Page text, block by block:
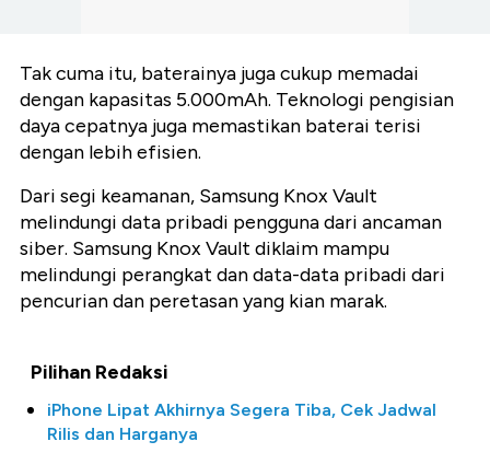
Tak cuma itu, baterainya juga cukup memadai
dengan kapasitas 5.000mAh. Teknologi pengisian
daya cepatnya juga memastikan baterai terisi
dengan lebih efisien.
Dari segi keamanan, Samsung Knox Vault
melindungi data pribadi pengguna dari ancaman
siber. Samsung Knox Vault diklaim mampu
melindungi perangkat dan data-data pribadi dari
pencurian dan peretasan yang kian marak.
Pilihan Redaksi
iPhone Lipat Akhirnya Segera Tiba, Cek Jadwal
Rilis dan Harganya